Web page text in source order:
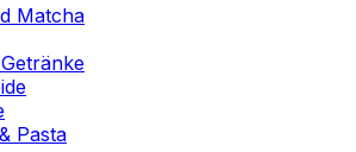
Matcha
Pasta